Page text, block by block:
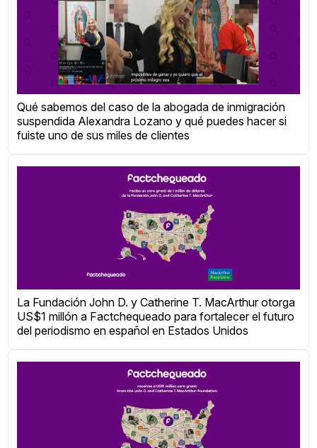
Qué sabemos del caso de la abogada de inmigración
suspendida Alexandra Lozano y qué puedes hacer si
fuiste uno de sus miles de clientes
La Fundación John D. y Catherine T. MacArthur otorga
US$1 millón a Factchequeado para fortalecer el futuro
del periodismo en español en Estados Unidos